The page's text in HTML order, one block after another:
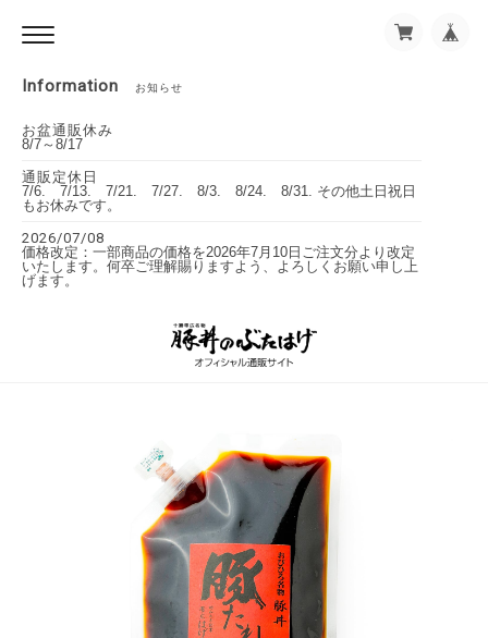
Information お知らせ
お盆通販休み
8/7～8/17
通販定休日
7/6. 7/13. 7/21. 7/27. 8/3. 8/24. 8/31. その他土日祝日
もお休みです。
2026/07/08
価格改定：一部商品の価格を2026年7月10日ご注文分より改定
いたします。何卒ご理解賜りますよう、よろしくお願い申し上
げます。